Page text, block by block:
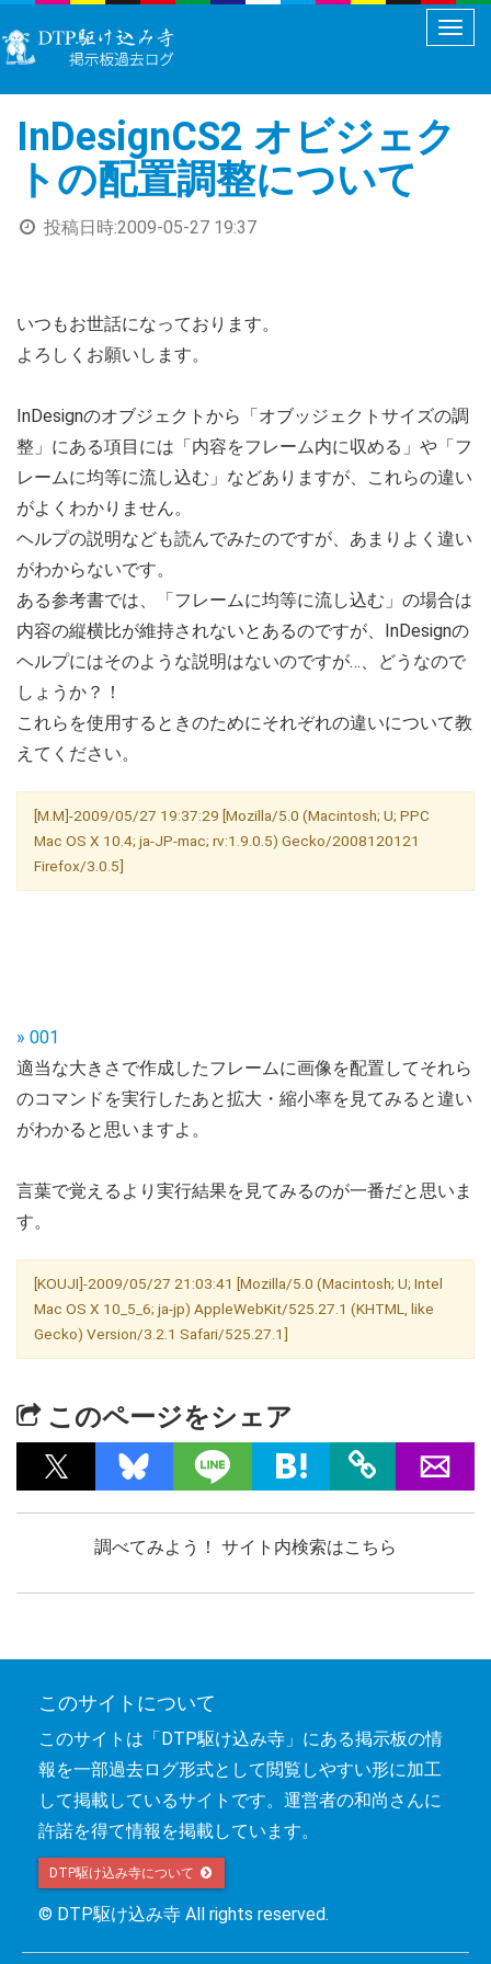
メ
ュ
ー
InDesignCS2 オビジェク
トの配置調整について
投稿日時:2009-05-27 19:37
いつもお世話になっております。
よろしくお願いします。
InDesignのオブジェクトから「オブッジェクトサイズの調
整」にある項目には「内容をフレーム内に収める」や「フ
レームに均等に流し込む」などありますが、これらの違い
がよくわかりません。
ヘルプの説明なども読んでみたのですが、あまりよく違い
がわからないです。
ある参考書では、「フレームに均等に流し込む」の場合は
内容の縦横比が維持されないとあるのですが、InDesignの
ヘルプにはそのような説明はないのですが…、どうなので
しょうか？！
これらを使用するときのためにそれぞれの違いについて教
えてください。
[M.M]-2009/05/27 19:37:29 [Mozilla/5.0 (Macintosh; U; PPC
Mac OS X 10.4; ja-JP-mac; rv:1.9.0.5) Gecko/2008120121
Firefox/3.0.5]
» 001
適当な大きさで作成したフレームに画像を配置してそれら
のコマンドを実行したあと拡大・縮小率を見てみると違い
がわかると思いますよ。
言葉で覚えるより実行結果を見てみるのが一番だと思いま
す。
[KOUJI]-2009/05/27 21:03:41 [Mozilla/5.0 (Macintosh; U; Intel
Mac OS X 10_5_6; ja-jp) AppleWebKit/525.27.1 (KHTML, like
Gecko) Version/3.2.1 Safari/525.27.1]
このページをシェア
調べてみよう！ サイト内検索はこちら
このサイトについて
このサイトは「DTP駆け込み寺」にある掲示板の情
報を一部過去ログ形式として閲覧しやすい形に加工
して掲載しているサイトです。運営者の和尚さんに
許諾を得て情報を掲載しています。
DTP駆け込み寺について
© DTP駆け込み寺 All rights reserved.